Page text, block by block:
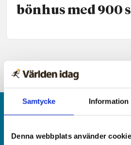
Samtycke Information
Denna webbplats använder
bönhus med 900